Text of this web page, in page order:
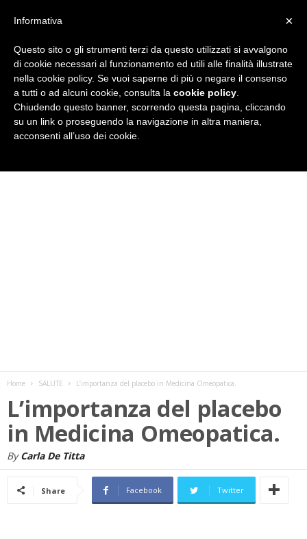
i
Home SALUTE L’importanza del placebo in Medicina Omeopatica.
L’importanza del placebo
in Medicina Omeopatica.
By Carla De Titta
Share Facebook Twitter
×
Informativa
Questo sito o gli strumenti terzi da questo utilizzati si avvalgono
di cookie necessari al funzionamento ed utili alle finalità illustrate
nella cookie policy. Se vuoi saperne di più o negare il consenso
a tutti o ad alcuni cookie, consulta la cookie policy
Chiudendo questo banner, scorrendo questa pagina, cliccando
su un link o proseguendo la navigazione in altra maniera,
acconsenti all’uso dei cookie.